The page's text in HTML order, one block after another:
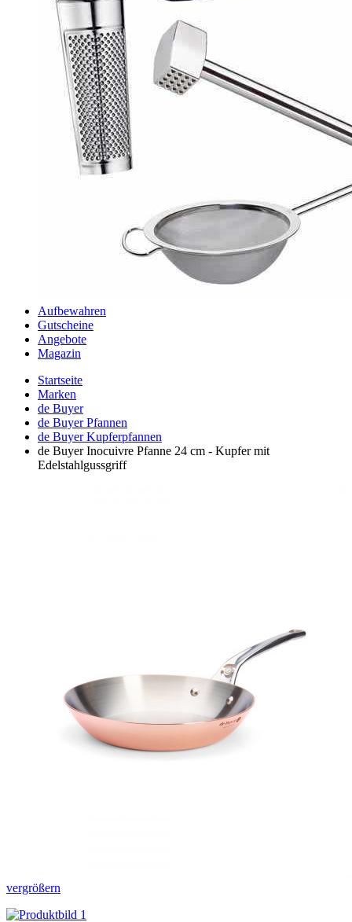
Aufbewahren
Gutscheine
Angebote
Magazin
Startseite
Marken
de Buyer
de Buyer Pfannen
de Buyer Kupferpfannen
de Buyer Inocuivre Pfanne 24 cm - Kupfer mit
Edelstahlgussgriff
vergrößern